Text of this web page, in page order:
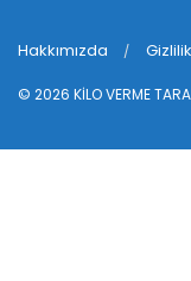
Hakkımızda
© 2026 KİLO VERME